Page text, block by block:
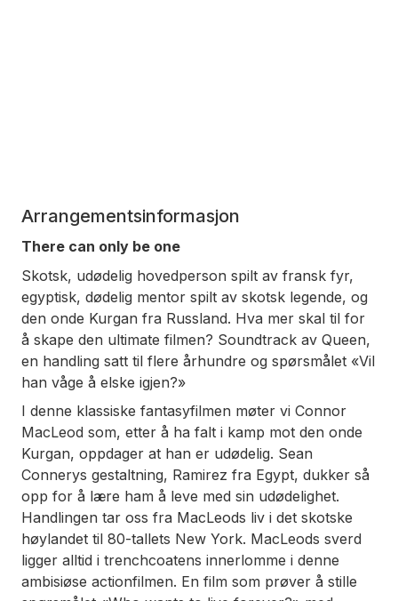
Arrangementsinformasjon
There can only be one
Skotsk, udødelig hovedperson spilt av fransk fyr,
egyptisk, dødelig mentor spilt av skotsk legende, og
den onde Kurgan fra Russland. Hva mer skal til for
å skape den ultimate filmen? Soundtrack av Queen,
en handling satt til flere århundre og spørsmålet «Vil
han våge å elske igjen?»
I denne klassiske fantasyfilmen møter vi Connor
MacLeod som, etter å ha falt i kamp mot den onde
Kurgan, oppdager at han er udødelig. Sean
Connerys gestaltning, Ramirez fra Egypt, dukker så
opp for å lære ham å leve med sin udødelighet.
Handlingen tar oss fra MacLeods liv i det skotske
høylandet til 80-tallets New York. MacLeods sverd
ligger alltid i trenchcoatens innerlomme i denne
ambisiøse actionfilmen. En film som prøver å stille